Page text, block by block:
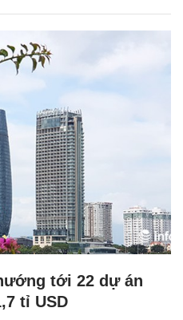
tới 22 dự án
tỉ USD